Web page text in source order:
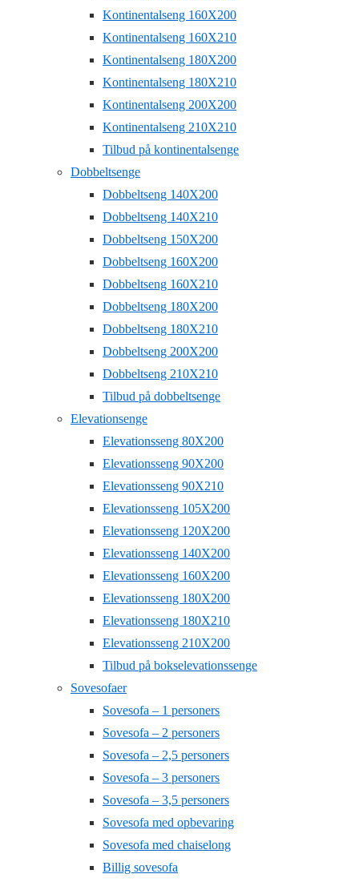
Kontinentalseng 160X200
Kontinentalseng 160X210
Kontinentalseng 180X200
Kontinentalseng 180X210
Kontinentalseng 200X200
Kontinentalseng 210X210
Tilbud på kontinentalsenge
Dobbeltsenge
Dobbeltseng 140X200
Dobbeltseng 140X210
Dobbeltseng 150X200
Dobbeltseng 160X200
Dobbeltseng 160X210
Dobbeltseng 180X200
Dobbeltseng 180X210
Dobbeltseng 200X200
Dobbeltseng 210X210
Tilbud på dobbeltsenge
Elevationsenge
Elevationsseng 80X200
Elevationsseng 90X200
Elevationsseng 90X210
Elevationsseng 105X200
Elevationsseng 120X200
Elevationsseng 140X200
Elevationsseng 160X200
Elevationsseng 180X200
Elevationsseng 180X210
Elevationsseng 210X200
Tilbud på bokselevationssenge
Sovesofaer
Sovesofa – 1 personers
Sovesofa – 2 personers
Sovesofa – 2,5 personers
Sovesofa – 3 personers
Sovesofa – 3,5 personers
Sovesofa med opbevaring
Sovesofa med chaiselong
Billig sovesofa